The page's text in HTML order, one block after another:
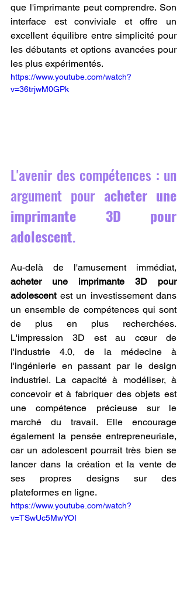
que l'imprimante peut comprendre. Son
interface est conviviale et offre un
excellent équilibre entre simplicité pour
les débutants et options avancées pour
les plus expérimentés.
https://www.youtube.com/watch?
v=36trjwM0GPk
L'avenir des compétences : un
argument pour acheter une
imprimante 3D pour
adolescent.
acheter une imprimante 3D pour
adolescent est un investissement dans
un ensemble de compétences qui sont
de plus en plus recherchées.
L'impression 3D est au cœur de
l'industrie 4.0, de la médecine à
l'ingénierie en passant par le design
industriel. La capacité à modéliser, à
concevoir et à fabriquer des objets est
une compétence précieuse sur le
marché du travail. Elle encourage
également la pensée entrepreneuriale,
car un adolescent pourrait très bien se
lancer dans la création et la vente de
ses propres designs sur des
plateformes en ligne.
https://www.youtube.com/watch?
v=TSwUc5MwYOI